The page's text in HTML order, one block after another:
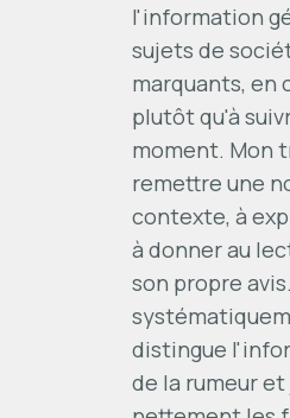
l'information
sujets de
marquants, en
plutôt qu'à
moment. Mon
remettre une
contexte, à
à donner au
son propre
distingue
de la rumeur